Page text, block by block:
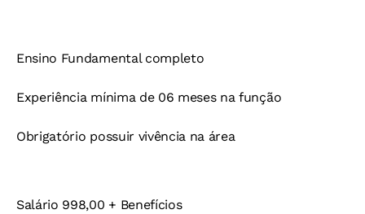
Ensino Fundamental completo
Experiência mínima de 06 meses na função
Obrigatório possuir vivência na área
Salário 998,00 + Benefícios